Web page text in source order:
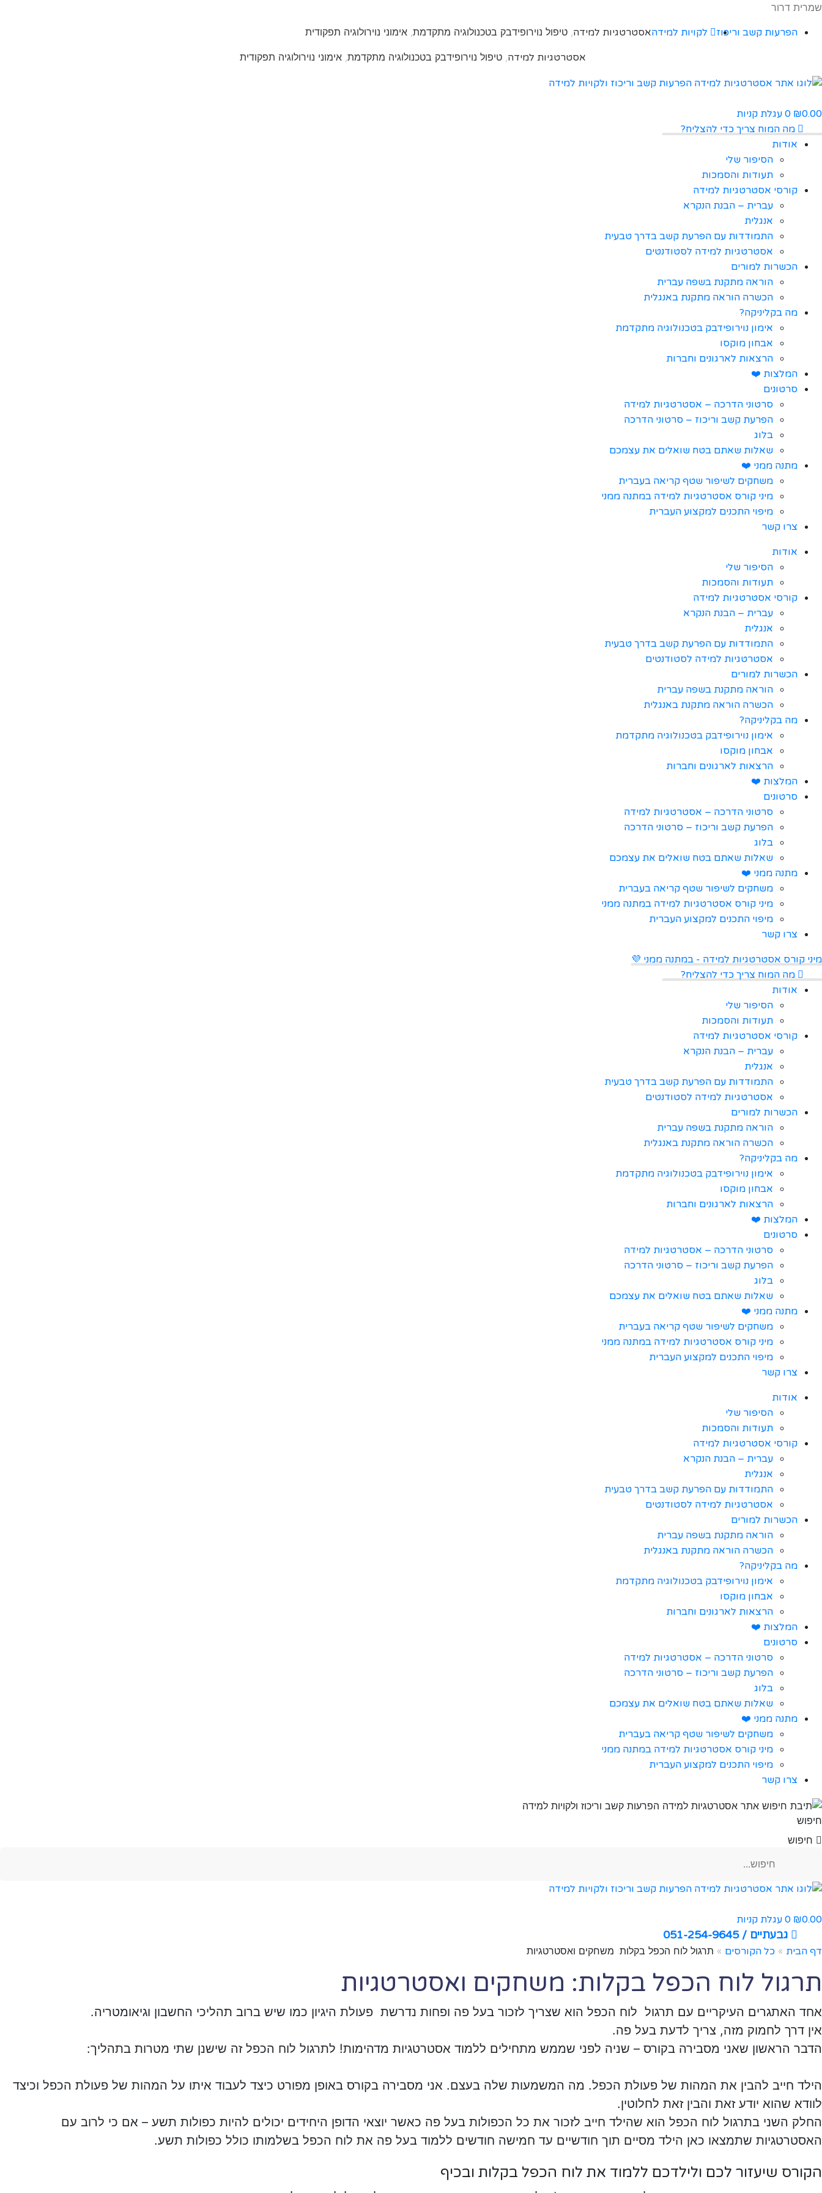
שמרית דרור
הפרעות קשב וריכוז לקויות למידהאסטרטגיות למידה, טיפול נוירופידבק בטכנולוגיה מתקדמת, אימוני נוירולוגיה תפקודית
אסטרטגיות למידה, טיפול נוירופידבק בטכנולוגיה מתקדמת, אימוני נוירולוגיה תפקודית
₪0.00
0 עגלת קניות
מה המוח צריך כדי להצליח?
אודות
הסיפור שלי
תעודות והסמכות
קורסי אסטרטגיות למידה
עברית – הבנת הנקרא
אנגלית
התמודדות עם הפרעת קשב בדרך טבעית
אסטרטגיות למידה לסטודנטים
הכשרות למורים
הוראה מתקנת בשפה עברית
הכשרה הוראה מתקנת באנגלית
מה בקליניקה?
אימון נוירופידבק בטכנולוגיה מתקדמת
אבחון מוקסו
הרצאות לארגונים וחברות
המלצות ❤️
סרטונים
סרטוני הדרכה – אסטרטגיות למידה
הפרעת קשב וריכוז – סרטוני הדרכה
בלוג
שאלות שאתם בטח שואלים את עצמכם
מתנה ממני ❤️
משחקים לשיפור שטף קריאה בעברית
מיני קורס אסטרטגיות למידה במתנה ממני
מיפוי התכנים למקצוע העברית
צרו קשר
אודות
הסיפור שלי
תעודות והסמכות
קורסי אסטרטגיות למידה
עברית – הבנת הנקרא
אנגלית
התמודדות עם הפרעת קשב בדרך טבעית
אסטרטגיות למידה לסטודנטים
הכשרות למורים
הוראה מתקנת בשפה עברית
הכשרה הוראה מתקנת באנגלית
מה בקליניקה?
אימון נוירופידבק בטכנולוגיה מתקדמת
אבחון מוקסו
הרצאות לארגונים וחברות
המלצות ❤️
סרטונים
סרטוני הדרכה – אסטרטגיות למידה
הפרעת קשב וריכוז – סרטוני הדרכה
בלוג
שאלות שאתם בטח שואלים את עצמכם
מתנה ממני ❤️
משחקים לשיפור שטף קריאה בעברית
מיני קורס אסטרטגיות למידה במתנה ממני
מיפוי התכנים למקצוע העברית
צרו קשר
מיני קורס אסטרטגיות למידה - במתנה ממני 💜
מה המוח צריך כדי להצליח?
אודות
הסיפור שלי
תעודות והסמכות
קורסי אסטרטגיות למידה
עברית – הבנת הנקרא
אנגלית
התמודדות עם הפרעת קשב בדרך טבעית
אסטרטגיות למידה לסטודנטים
הכשרות למורים
הוראה מתקנת בשפה עברית
הכשרה הוראה מתקנת באנגלית
מה בקליניקה?
אימון נוירופידבק בטכנולוגיה מתקדמת
אבחון מוקסו
הרצאות לארגונים וחברות
המלצות ❤️
סרטונים
סרטוני הדרכה – אסטרטגיות למידה
הפרעת קשב וריכוז – סרטוני הדרכה
בלוג
שאלות שאתם בטח שואלים את עצמכם
מתנה ממני ❤️
משחקים לשיפור שטף קריאה בעברית
מיני קורס אסטרטגיות למידה במתנה ממני
מיפוי התכנים למקצוע העברית
צרו קשר
אודות
הסיפור שלי
תעודות והסמכות
קורסי אסטרטגיות למידה
עברית – הבנת הנקרא
אנגלית
התמודדות עם הפרעת קשב בדרך טבעית
אסטרטגיות למידה לסטודנטים
הכשרות למורים
הוראה מתקנת בשפה עברית
הכשרה הוראה מתקנת באנגלית
מה בקליניקה?
אימון נוירופידבק בטכנולוגיה מתקדמת
אבחון מוקסו
הרצאות לארגונים וחברות
המלצות ❤️
סרטונים
סרטוני הדרכה – אסטרטגיות למידה
הפרעת קשב וריכוז – סרטוני הדרכה
בלוג
שאלות שאתם בטח שואלים את עצמכם
מתנה ממני ❤️
משחקים לשיפור שטף קריאה בעברית
מיני קורס אסטרטגיות למידה במתנה ממני
מיפוי התכנים למקצוע העברית
צרו קשר
חיפוש
חיפוש
₪0.00
0 עגלת קניות
גבעתיים / 051-254-9645
דף הבית » כל הקורסים » תרגול לוח הכפל בקלות: משחקים ואסטרטגיות
תרגול לוח הכפל בקלות: משחקים ואסטרטגיות
אחד האתגרים העיקריים עם תרגול לוח הכפל הוא שצריך לזכור בעל פה ופחות נדרשת פעולת היגיון כמו שיש ברוב תהליכי החשבון וגיאומטריה.
אין דרך לחמוק מזה, צריך לדעת בעל פה.
הדבר הראשון שאני מסבירה בקורס – שניה לפני שממש מתחילים ללמוד אסטרטגיות מדהימות! לתרגול לוח הכפל זה שישנן שתי מטרות בתהליך:
הילד חייב להבין את המהות של פעולת הכפל. מה המשמעות שלה בעצם. אני מסבירה בקורס באופן מפורט כיצד לעבוד איתו על המהות של פעולת הכפל וכיצד
לוודא שהוא יודע זאת והבין זאת לחלוטין.
החלק השני בתרגול לוח הכפל הוא שהילד חייב לזכור את כל הכפולות בעל פה כאשר יוצאי הדופן היחידים יכולים להיות כפולות תשע – אם כי לרוב עם
האסטרטגיות שתמצאו כאן הילד מסיים תוך חודשיים עד חמישה חודשים ללמוד בעל פה את לוח הכפל בשלמותו כולל כפולות תשע.
הקורס שיעזור לכם ולילדכם ללמוד את לוח הכפל בקלות ובכיף